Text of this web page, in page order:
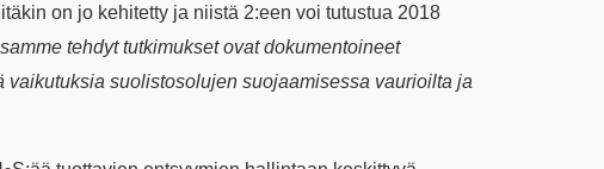
on jo kehitetty ja niistä 2:een voi tutustua 2018
tehdyt tutkimukset ovat dokumentoineet
suolistosolujen suojaamisessa vaurioilta ja